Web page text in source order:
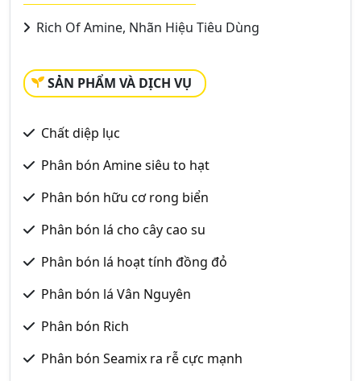
Rich Of Amine, Nhãn Hiệu Tiêu Dùng
SẢN PHẨM VÀ DỊCH VỤ
Chất diệp lục
Phân bón Amine siêu to hạt
Phân bón hữu cơ rong biển
Phân bón lá cho cây cao su
Phân bón lá hoạt tính đồng đỏ
Phân bón lá Vân Nguyên
Phân bón Rich
Phân bón Seamix ra rễ cực mạnh